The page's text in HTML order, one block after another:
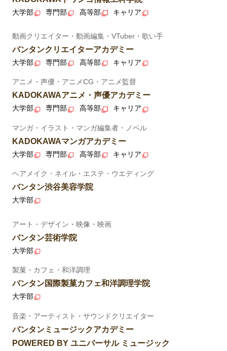
大学部 専門部 高等部 キャリア
動画クリエイター・動画編集・VTuber・歌い手
バンタンクリエイターアカデミー
大学部 専門部 高等部 キャリア
アニメ・声優・アニメCG・アニメ監督
KADOKAWAアニメ・声優アカデミー
大学部 専門部 高等部 キャリア
マンガ・イラスト・マンガ編集者・ノベル
KADOKAWAマンガアカデミー
大学部 専門部 高等部 キャリア
ヘアメイク・ネイル・エステ・ウエディング
バンタン渋谷美容学院
大学部
アート・デザイン・映像・映画
バンタン芸術学院
大学部
製菓・カフェ・和洋調理
バンタン国際製菓カフェ和洋調理学院
大学部
音楽・アーティスト・サウンドクリエイター
バンタンミュージックアカデミー
POWERED BY ユニバーサル ミュージック